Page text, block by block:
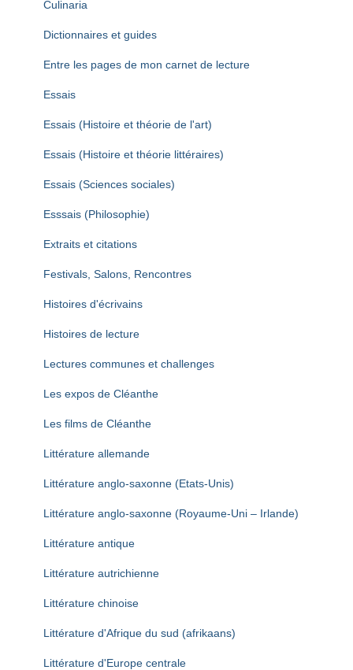
Culinaria
Dictionnaires et guides
Entre les pages de mon carnet de lecture
Essais
Essais (Histoire et théorie de l'art)
Essais (Histoire et théorie littéraires)
Essais (Sciences sociales)
Esssais (Philosophie)
Extraits et citations
Festivals, Salons, Rencontres
Histoires d'écrivains
Histoires de lecture
Lectures communes et challenges
Les expos de Cléanthe
Les films de Cléanthe
Littérature allemande
Littérature anglo-saxonne (Etats-Unis)
Littérature anglo-saxonne (Royaume-Uni – Irlande)
Littérature antique
Littérature autrichienne
Littérature chinoise
Littérature d'Afrique du sud (afrikaans)
Littérature d'Europe centrale